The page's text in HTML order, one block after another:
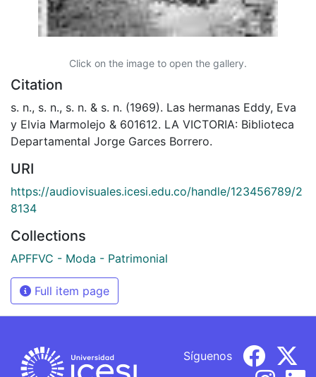
Click on the image to open the gallery.
Citation
s. n., s. n., s. n. & s. n. (1969). Las hermanas Eddy, Eva
y Elvia Marmolejo & 601612. LA VICTORIA: Biblioteca
Departamental Jorge Garces Borrero.
URI
https://audiovisuales.icesi.edu.co/handle/123456789/2
8134
Collections
APFFVC - Moda - Patrimonial
Full item page
Síguenos